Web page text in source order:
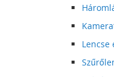
Lencse